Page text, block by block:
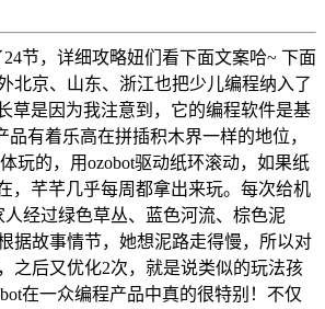
节，详细攻略妞们看下面文案哈~ 下面
北京、山东、浙江也把少儿编程纳入了
草是因为我注意到，它的编程软件是基
有着乐高在拼插积木界一样的地位，
玩的，用ozobot驱动纸环滚动，如果纸
，芊芊几乎每周都拿出来玩。每次给机
经过绿色草丛、蓝色河流、棕色泥
据故事情节，她想泥路走得慢，所以对
之后又优化2次，就是说类似的玩法孩
在一众编程产品中真的很特别！不仅